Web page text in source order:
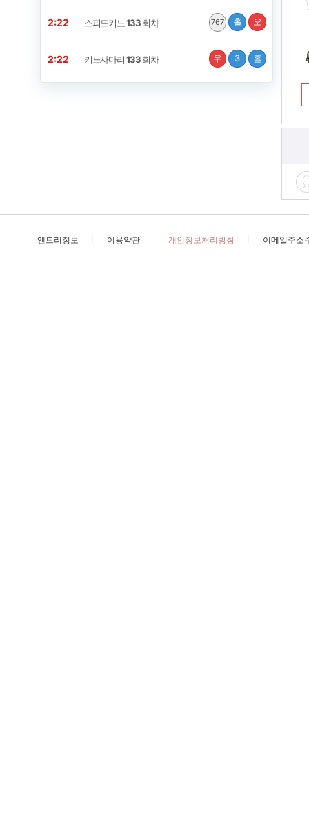
2:21 스피드키노133회차 767 홀 오
2:21 키노사다리133회차 우 3 홀
엔트리정보 이용약관 개인정보처리방침 이메일주소